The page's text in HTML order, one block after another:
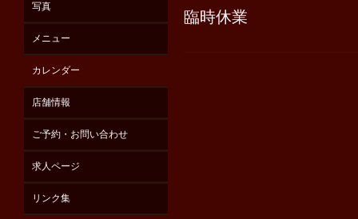
臨時休業
写真
メニュー
カレンダー
店舗情報
ご予約・お問い合わせ
求人ページ
リンク集